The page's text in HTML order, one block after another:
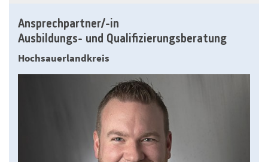
Ansprechpartner/-in
Ausbildungs- und Qualifizierungsberatung
Hochsauerlandkreis